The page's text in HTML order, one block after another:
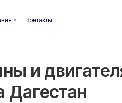
и
Дагестан